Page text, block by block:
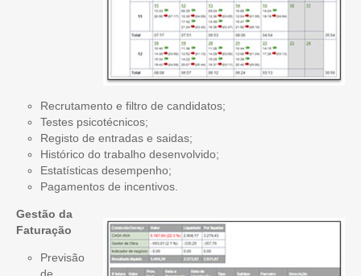
Recrutamento e filtro de candidatos;
Testes psicotécnicos;
Registo de entradas e saidas;
Histórico do trabalho desenvolvido;
Estatísticas desempenho;
Pagamentos de incentivos.
Gestão da
Faturação
Previsão